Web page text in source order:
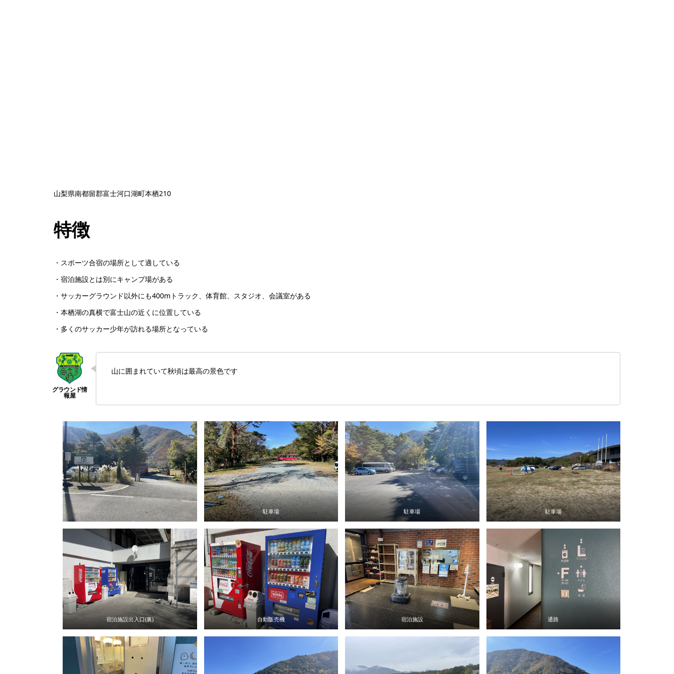
山梨県南都留郡富士河口湖町本栖210
特徴
・スポーツ合宿の場所として適している
・宿泊施設とは別にキャンプ場がある
・サッカーグラウンド以外にも400mトラック、体育館、スタジオ、会議室がある
・本栖湖の真横で富士山の近くに位置している
・多くのサッカー少年が訪れる場所となっている
山に囲まれていて秋頃は最高の景色です
駐車場 駐車場 駐車場
宿泊施設出入口(裏) 自動販売機 宿泊施設 通路